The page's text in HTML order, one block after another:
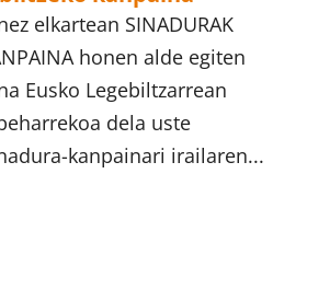
elkartean SINADURAK
honen alde egiten
Eusko Legebiltzarrean
dela uste
kanpainari irailaren...